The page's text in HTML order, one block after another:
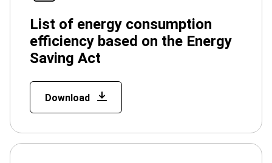
List of energy consumption
efficiency based on the Energy
Saving Act
Download